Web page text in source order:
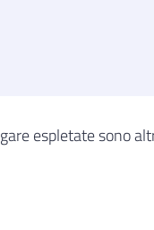
espletate sono